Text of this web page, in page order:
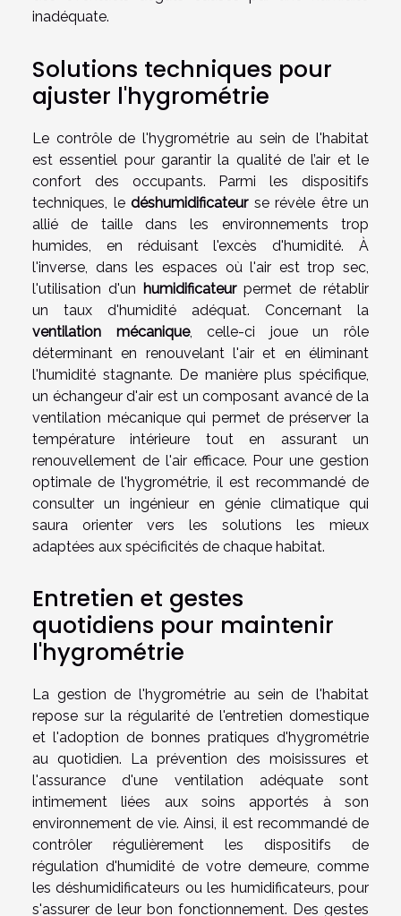
inadéquate.
Solutions techniques pour
ajuster l'hygrométrie
Le contrôle de l'hygrométrie au sein de l'habitat
est essentiel pour garantir la qualité de l’air et le
confort des occupants. Parmi les dispositifs
techniques, le déshumidificateurse révèle être un
allié de taille dans les environnements trop
humides, en réduisant l'excès d'humidité. À
l'inverse, dans les espaces où l'air est trop sec,
l'utilisation d'un humidificateurpermet de rétablir
un taux d'humidité adéquat. Concernant la
ventilation mécanique, celle-ci joue un rôle
déterminant en renouvelant l'air et en éliminant
l'humidité stagnante. De manière plus spécifique,
un échangeur d'air est un composant avancé de la
ventilation mécanique qui permet de préserver la
température intérieure tout en assurant un
renouvellement de l'air efficace. Pour une gestion
optimale de l'hygrométrie, il est recommandé de
consulter un ingénieur en génie climatique qui
saura orienter vers les solutions les mieux
adaptées aux spécificités de chaque habitat.
Entretien et gestes
quotidiens pour maintenir
l'hygrométrie
La gestion de l'hygrométrie au sein de l'habitat
repose sur la régularité de l'entretien domestique
et l'adoption de bonnes pratiques d'hygrométrie
au quotidien. La prévention des moisissures et
l'assurance d'une ventilation adéquate sont
intimement liées aux soins apportés à son
environnement de vie. Ainsi, il est recommandé de
contrôler régulièrement les dispositifs de
régulation d'humidité de votre demeure, comme
les déshumidificateurs ou les humidificateurs, pour
s'assurer de leur bon fonctionnement. Des gestes